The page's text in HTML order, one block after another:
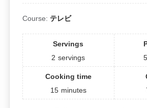
Course: テレビ
Servings
2 servings
5
Cooking time
15 minutes